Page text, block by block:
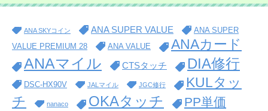
ANA SKYコイン ANA SUPER VALUE
ANA SUPER
VALUE PREMIUM 28
ANA VALUE ANAカード
ANAマイル CTSタッチ DIA修行
DSC-HX90V JALマイル JGC修行
KULタッ
チ
nanaco OKAタッチ PP単価